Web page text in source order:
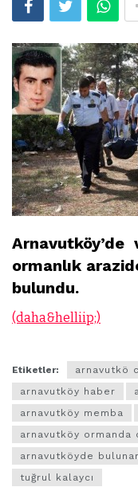
Arnavutköy’de
ormanlık
bulundu.
(daha&helliip;)
Etiketler: arnavutkö
arnavutköy haber
arnavutköy memba
arnavutköy ormanda
arnavutköyde
tuğrul kalaycı